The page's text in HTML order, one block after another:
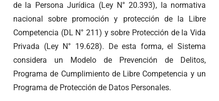
de la Persona Jurídica (Ley N° 20.393), la normativa
nacional sobre promoción y protección de la Libre
Competencia (DL N° 211) y sobre Protección de la Vida
Privada (Ley N° 19.628). De esta forma, el Sistema
considera un Modelo de Prevención de Delitos,
Programa de Cumplimiento de Libre Competencia y un
Programa de Protección de Datos Personales.